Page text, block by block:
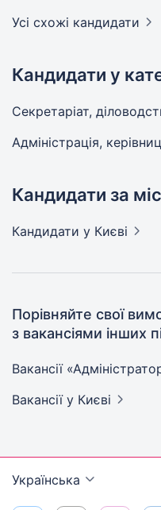
Усі схожі кандидати
Кандидати у
Секретаріат,
Адмiнiстрацiя,
Кандидати за
Кандидати у Києві
Порівняйте свої
з вакансіями інших
Вакансії
Вакансії у Києві
Українська